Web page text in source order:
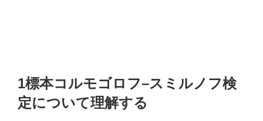
1標本コルモゴロフ–スミルノフ検
定について理解する